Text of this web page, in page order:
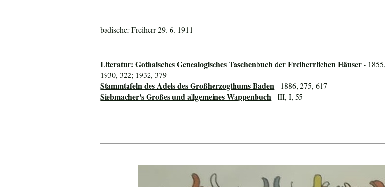
badischer Freiherr 29. 6. 1911
Literatur:Gothaisches Genealogisches Taschenbuch der Freiherrlichen Häuser-
1930, 322; 1932, 379
Stammtafeln des Adels des Großherzogthums Baden - 1886, 275, 617
Siebmacher's Großes und allgemeines Wappenbuch - III, I, 55